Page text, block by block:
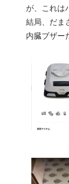
が、これは
結局、だま
内臓ブザー